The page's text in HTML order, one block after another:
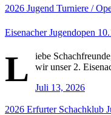
2026 Jugend Turniere /
Eisenacher Jugendopen
L
iebe
wir unser 2.
Juli 13, 2026
2026 Erfurter Schachklub